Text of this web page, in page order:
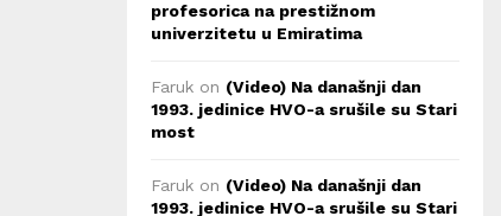
profesorica na prestižnom
univerzitetu u Emiratima
Faruk on (Video) Na današnji dan
1993. jedinice HVO-a srušile su Stari
most
Faruk on (Video) Na današnji dan
1993. jedinice HVO-a srušile su Stari